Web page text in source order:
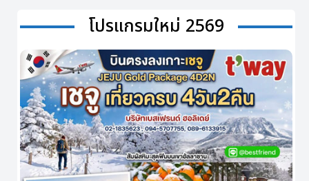
โปรแกรมใหม่ 2569